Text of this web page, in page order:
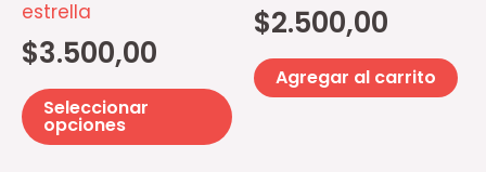
estrella
$3.500,00
Seleccionar
opciones
pueden
elegir
la
$2.500,00
Agregar al carrito